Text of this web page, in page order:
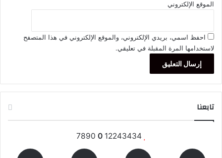
الموقع الإلكتروني
احفظ اسمي، بريدي الإلكتروني، والموقع الإلكتروني في هذا المتصفح
لاستخدامها المرة المقبلة في تعليقي.
تابعنا
12243434
0